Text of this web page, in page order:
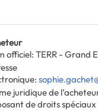
officiel: TERR - Grand
:
juridique de
de droits spéciaux